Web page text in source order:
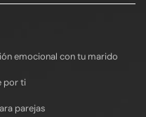
emocional con tu marido
por ti
parejas